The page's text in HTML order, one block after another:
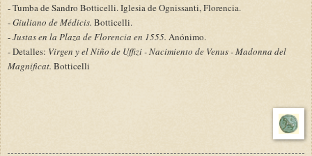
- Tumba de Sandro Botticelli. Iglesia de Ognissanti, Florencia.
-Giuliano de Médicis. Botticelli.
-Justas en la Plaza de Florencia en 1555. Anónimo.
- Detalles: Virgen y el Niño de Uffizi - Nacimiento de Venus - Madonna del
Magnificat. Botticelli